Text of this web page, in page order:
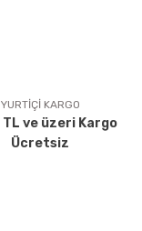
YURTİÇİ KARGO
ve üzeri Kargo
Ücretsiz